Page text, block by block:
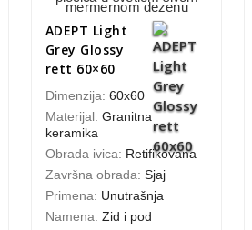
ADEPT Light
Grey Glossy
rett 60×60
Dimenzija: 60x60
Materijal: Granitna
keramika
Obrada ivica: Retifikovana
Završna obrada: Sjaj
Primena: Unutrašnja
Namena: Zid i pod